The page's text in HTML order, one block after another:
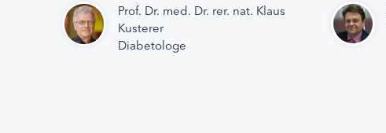
Prof. Dr. med. Dr. rer. nat. Klaus
Kusterer
Diabetologe